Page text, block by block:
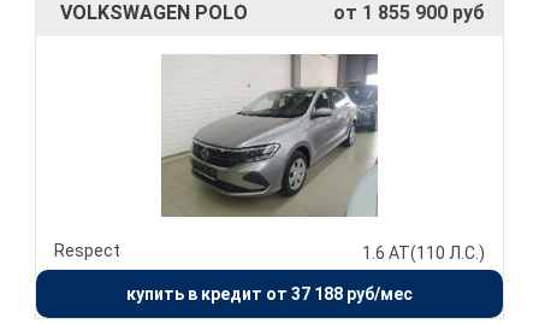
VOLKSWAGEN POLO от 1 855 900 руб
Respect 1.6 AT(110 Л.С.)
купить в кредит от 37 188 руб/мес